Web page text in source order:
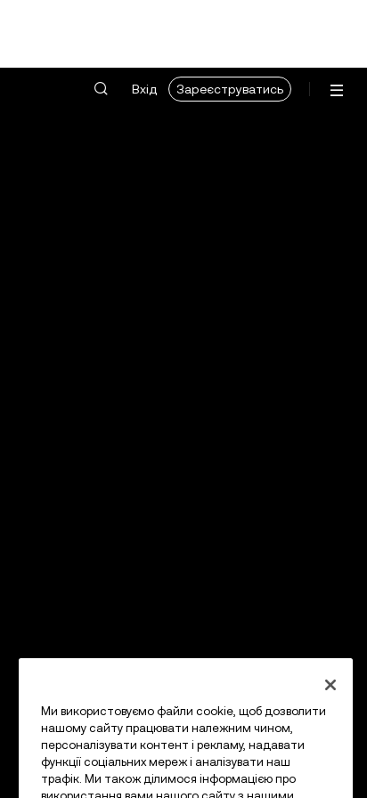
Вхід
Зареєструватись
Ми використовуємо файли cookie, щоб дозволити
нашому сайту працювати належним чином,
персоналізувати контент і рекламу, надавати
функції соціальних мереж і аналізувати наш
трафік. Ми також ділимося інформацією про